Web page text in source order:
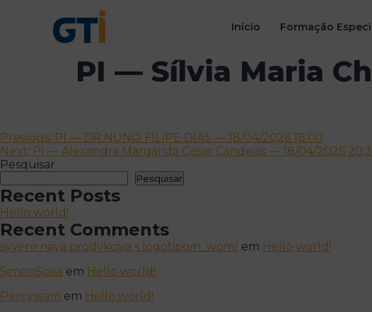
Início Formação
PI — Sílvia Maria
Navegação
de
artigos
Previous: PI — DR NUNO FILIPE DIAS — 18/04/2026 18:00
Next: PI — Alexandra Margarida César Candeias — 18/04/2026
Pesquisar
Pesquisar
Recent Posts
Hello world!
Recent Comments
syvenirnaya prodykciya s logotipom_woml em Hello world!
SimonSoisa em Hello world!
Percywam em Hello world!